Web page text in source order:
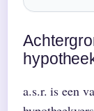
a.s.r. is een